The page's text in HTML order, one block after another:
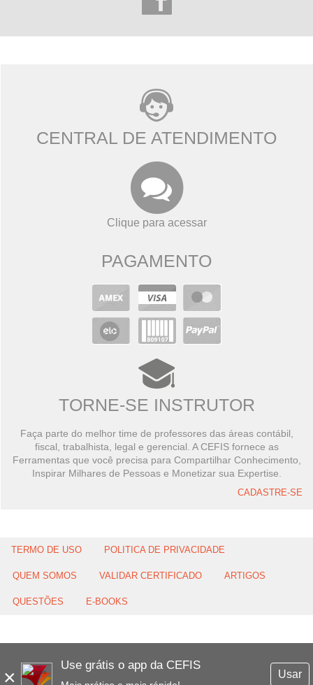
×
Use grátis o app da CEFIS
Usar
CENTRAL DE ATENDIMENTO
Clique para acessar
PAGAMENTO
TORNE-SE INSTRUTOR
Faça parte do melhor time de professores das áreas contábil,
fiscal, trabalhista, legal e gerencial. A CEFIS fornece as
Ferramentas que você precisa para Compartilhar Conhecimento,
Inspirar Milhares de Pessoas e Monetizar sua Expertise.
CADASTRE-SE
TERMO DE USO POLITICA DE PRIVACIDADE
QUEM SOMOS VALIDAR CERTIFICADO ARTIGOS
QUESTÕES E-BOOKS